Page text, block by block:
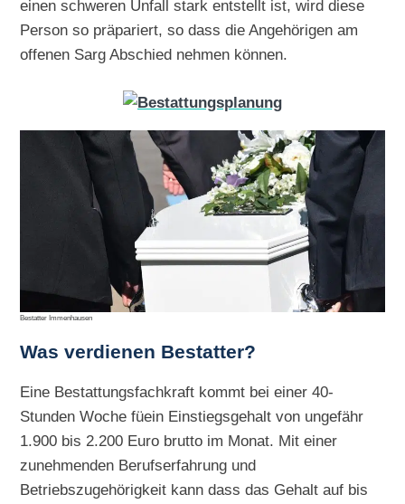
einen schweren Unfall stark entstellt ist, wird diese
Person so präpariert, so dass die Angehörigen am
offenen Sarg Abschied nehmen können.
Bestatter Immenhausen
Was verdienen Bestatter?
Eine Bestattungsfachkraft kommt bei einer 40-
Stunden Woche füein Einstiegsgehalt von ungefähr
1.900 bis 2.200 Euro brutto im Monat. Mit einer
zunehmenden Berufserfahrung und
Betriebszugehörigkeit kann dass das Gehalt auf bis